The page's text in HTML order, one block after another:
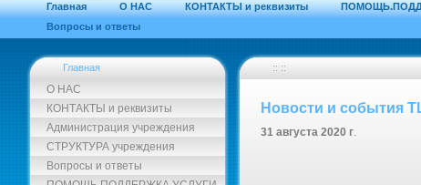
Главная О НАС КОНТАКТЫ и реквизиты
Вопросы и ответы
Главная
О НАС
КОНТАКТЫ и реквизиты
Администрация учреждения
СТРУКТУРА учреждения
Вопросы и ответы
:: ::
Новости и события
31 августа 2020 г.